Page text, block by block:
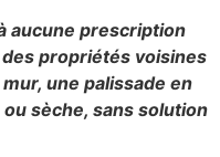
aucune prescription
propriétés voisines
une palissade en
sèche, sans solution